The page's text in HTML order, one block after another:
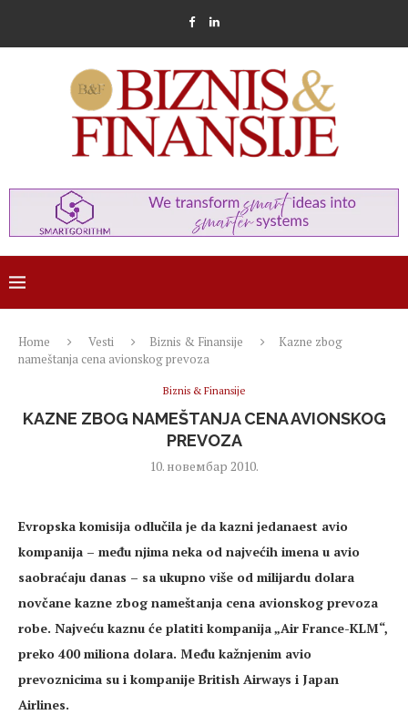
Home Vesti Biznis & Finansije
Kazne zbog
nameštanja cena avionskog prevoza
Biznis & Finansije
KAZNE ZBOG NAMEŠTANJA CENA AVIONSKOG
PREVOZA
10. новембар 2010.
Evropska komisija odlučila je da kazni jedanaest avio
kompanija – među njima neka od najvećih imena u avio
saobraćaju danas – sa ukupno više od milijardu dolara
novčane kazne zbog nameštanja cena avionskog prevoza
robe. Najveću kaznu će platiti kompanija „Air France-KLM“,
preko 400 miliona dolara. Među kažnjenim avio
prevoznicima su i kompanije British Airways i Japan
Airlines.